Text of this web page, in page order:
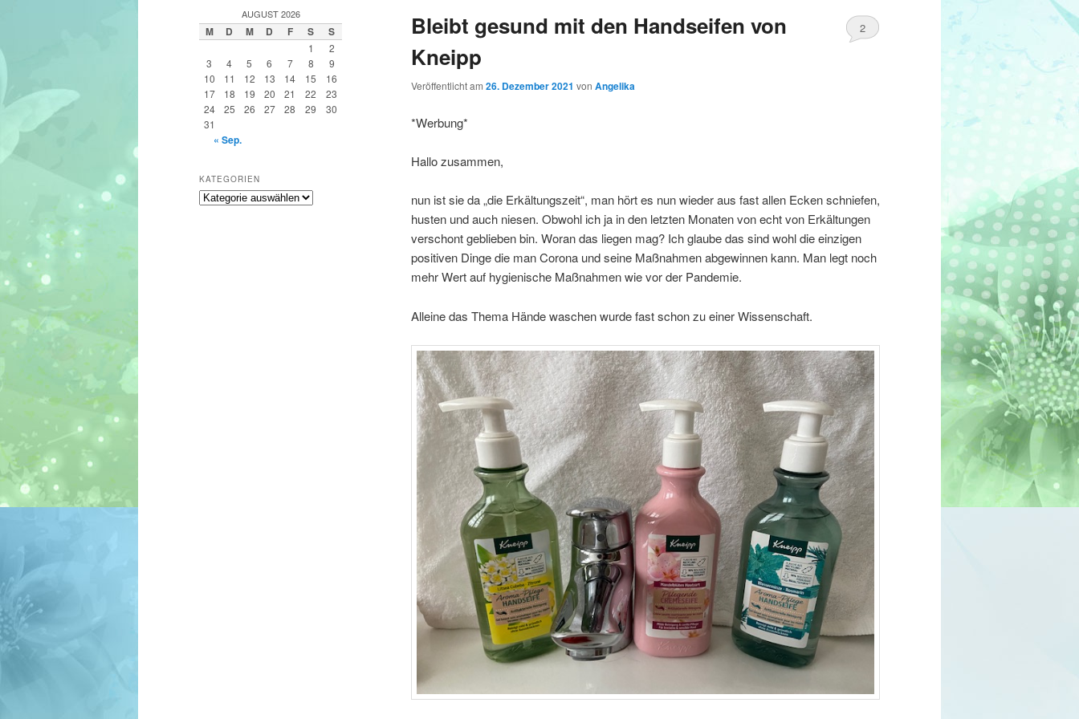
Bleibt gesund mit den Handseifen von
Kneipp
Veröffentlicht am 26. Dezember 2021 von Angelika
2
*Werbung*
Hallo zusammen,
nun ist sie da „die Erkältungszeit“, man hört es nun wieder aus fast allen Ecken schniefen,
husten und auch niesen. Obwohl ich ja in den letzten Monaten von echt von Erkältungen
verschont geblieben bin. Woran das liegen mag? Ich glaube das sind wohl die einzigen
positiven Dinge die man Corona und seine Maßnahmen abgewinnen kann. Man legt noch
mehr Wert auf hygienische Maßnahmen wie vor der Pandemie.
Alleine das Thema Hände waschen wurde fast schon zu einer Wissenschaft.
e
n
AUGUST 2026
M D M D F S S
1
2
3
4 5 6 7 8
9
10
11 12 13 14 15
16
17
18 19 20 21 22
23
24
25 26 27 28 29
30
31
« Sep.
KATEGORIEN
Kategorien